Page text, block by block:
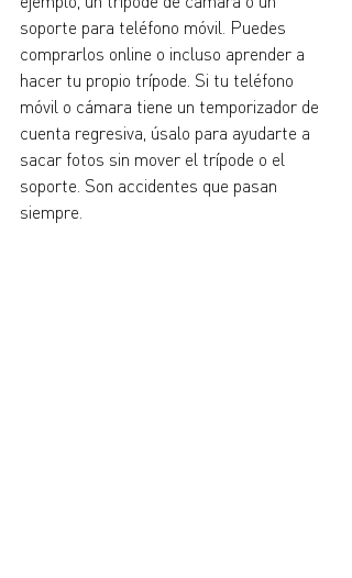
soporte para teléfono móvil. Puedes
comprarlos online o incluso aprender a
hacer tu propio trípode. Si tu teléfono
móvil o cámara tiene un temporizador de
cuenta regresiva, úsalo para ayudarte a
sacar fotos sin mover el trípode o el
soporte. Son accidentes que pasan
siempre.